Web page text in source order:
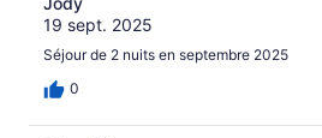
19 sept. 2025
Séjour de 2 nuits en septembre 2025
0